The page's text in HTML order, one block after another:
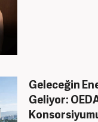
Geleceğin
Geliyor: